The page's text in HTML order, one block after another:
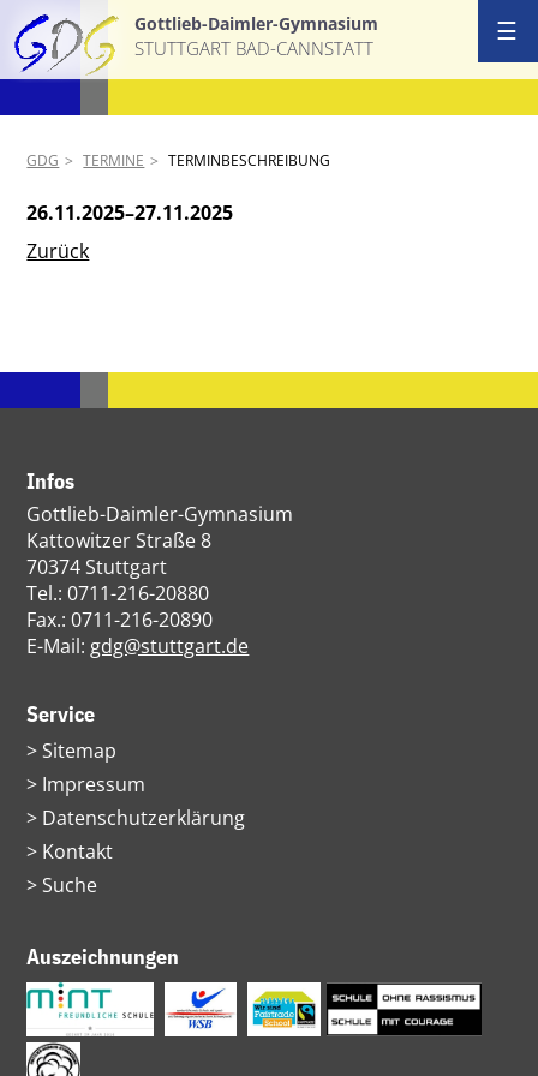
Gottlieb-Daimler-Gymnasium
STUTTGART BAD-CANNSTATT
GDG TERMINE TERMINBESCHREIBUNG
26.11.2025–27.11.2025
Zurück
☰
Infos
Gottlieb-Daimler-Gymnasium
Kattowitzer Straße 8
70374 Stuttgart
Tel.: 0711-216-20880
Fax.: 0711-216-20890
E-Mail: gdg@stuttgart.de
Service
Navigation
überspringen
Sitemap
Impressum
Datenschutzerklärung
Kontakt
Suche
Auszeichnungen